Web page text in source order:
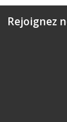
Rejoignez